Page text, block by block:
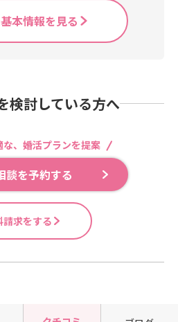
本情報を見る
検討している方へ
な、婚活プランを提案
談を予約する
請求をする